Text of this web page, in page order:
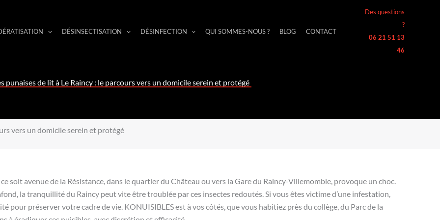
DÉSINSECTISATION DÉSINFECTION QUI SOMMES-NOUS ? BLOG CONTACT
Des questions
?
06 21 51 13
46
punaises de lit à Le Raincy : le parcours vers un domicile serein et protégé
vers un domicile serein et protégé
soit avenue de la Résistance, dans le quartier du Château ou vers la Gare du Raincy-Villemomble, provoque un choc.
la tranquillité du Raincy peut vite être troublée par ces insectes redoutés. Si vous êtes victime d’une infestation,
pour préserver votre cadre de vie. KONUISIBLES est à vos côtés, que vous habitiez près du collège, du Parc de la